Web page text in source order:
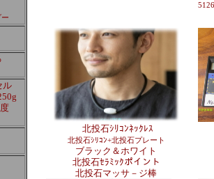
ル
5126
北投石ｼﾘｺﾝﾈｯｸﾚｽ
北投石ｼﾘｺﾝ+北投石プレート
ブラック＆ホワイト
北投石ｾﾗﾐｯｸポイント
北投石マッサ－ジ棒